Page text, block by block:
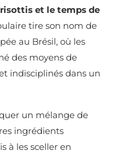
et le temps de
tire son nom de
au Brésil, où les
des moyens de
indisciplinés dans un
un mélange de
ingrédients
à les sceller en